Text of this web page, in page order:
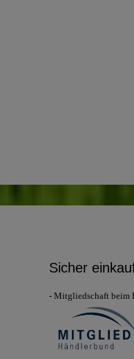
Sicher
- Mitgliedschaft beim